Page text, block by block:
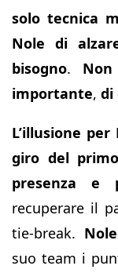
solo tecnica
Nole di
bisogno.
importante, di
L’illusione
giro del
presenza e
recuperare il
tie-break. Nole
suo team i